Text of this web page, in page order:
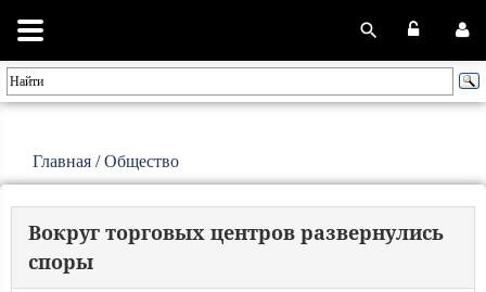
Главная /Общество
Вокруг торговых центров развернулись
споры